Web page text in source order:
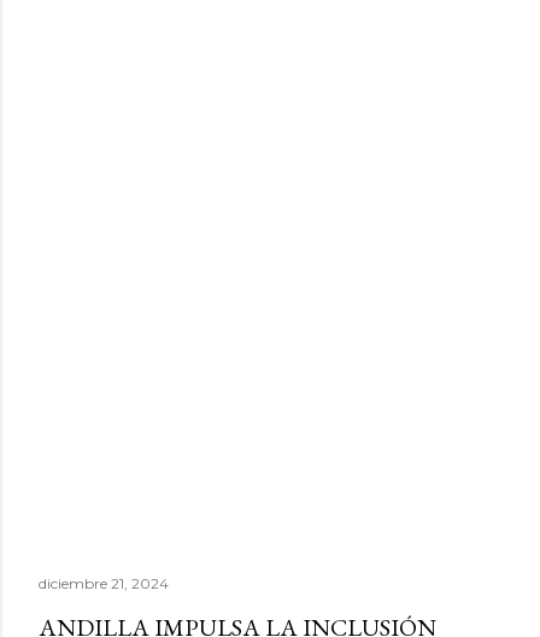
diciembre 21, 2024
ANDILLA IMPULSA LA INCLUSIÓN